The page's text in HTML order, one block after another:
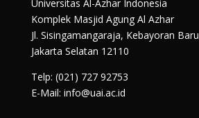
Universitas Al-Azhar Indonesia
Komplek Masjid Agung Al Azhar
Jl. Sisingamangaraja, Kebayoran Baru
Jakarta Selatan 12110
Telp: (021) 727 92753
E-Mail: info@uai.ac.id